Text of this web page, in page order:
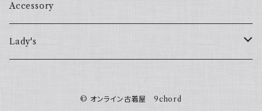
Accessory
Lady's
© オンライン古着屋 9chord